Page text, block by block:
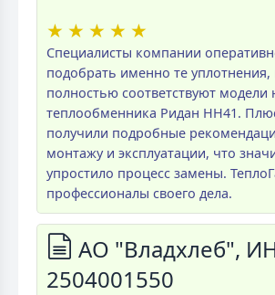
★ ★ ★ ★ ★
Специалисты компании
подобрать именно те
полностью соответствуют модели
теплообменника Ридан НН41.
получили подробные
монтажу и эксплуатации, что
упростило процесс замены.
профессионалы своего дела.
АО "Владхлеб",
2504001550